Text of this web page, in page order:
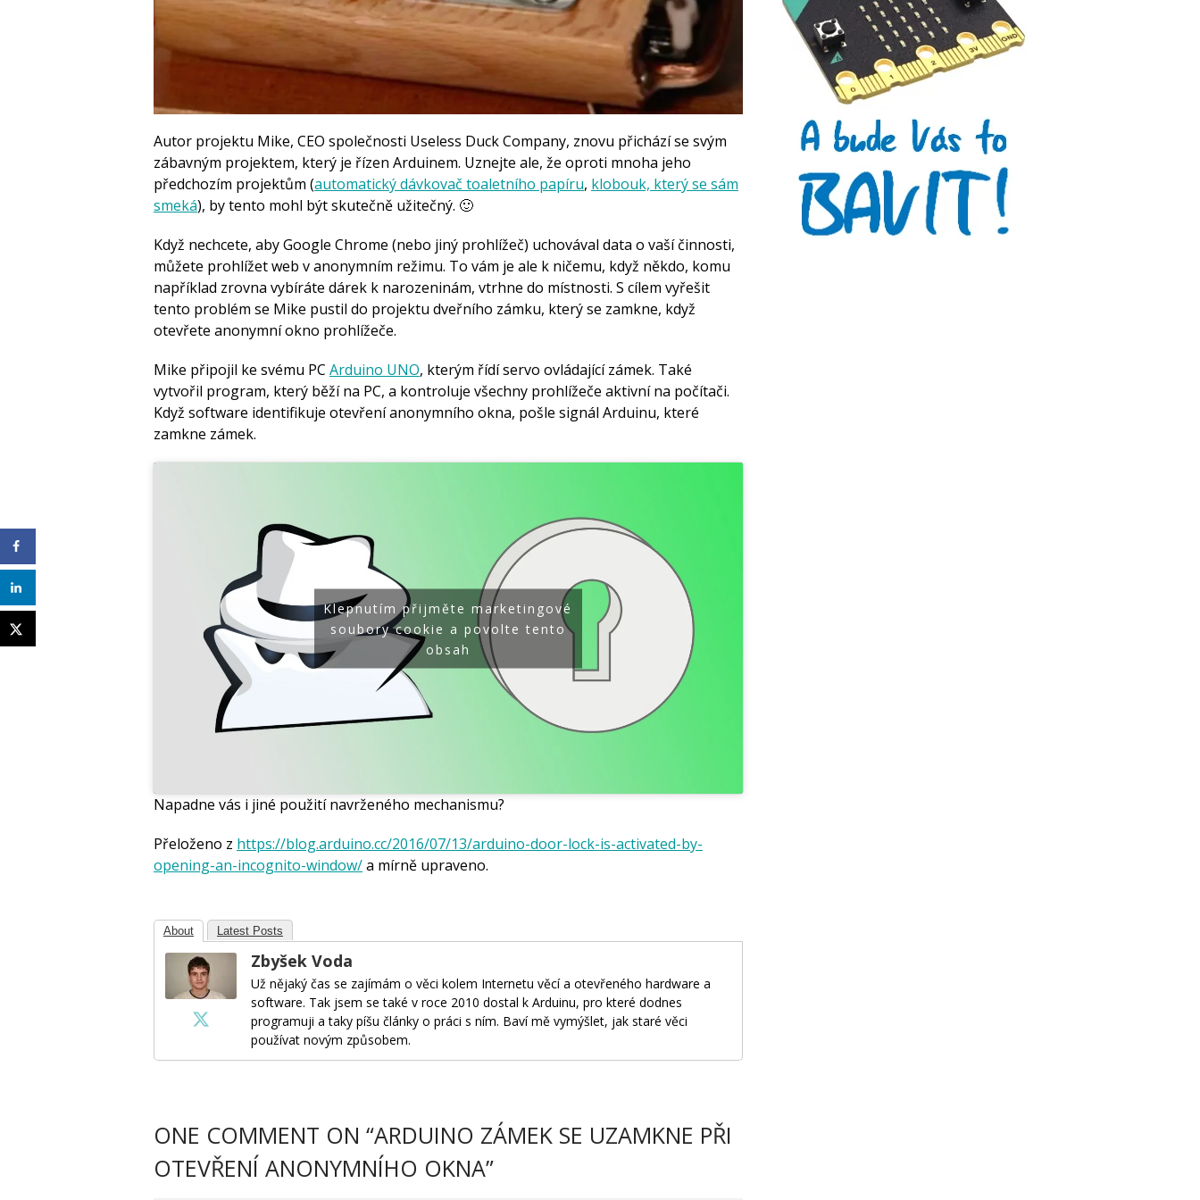
Makeblock
Micro:bit
Videa
Autor projektu Mike, CEO společnosti Useless Duck Company, znovu přichází se svým
zábavným projektem, který je řízen Arduinem. Uznejte ale, že oproti mnoha jeho
předchozím projektům (automatický dávkovač toaletního papíru, klobouk, který se sám
smeká), by tento mohl být skutečně užitečný. 🙂
Když nechcete, aby Google Chrome (nebo jiný prohlížeč) uchovával data o vaší činnosti,
můžete prohlížet web v anonymním režimu. To vám je ale k ničemu, když někdo, komu
například zrovna vybíráte dárek k narozeninám, vtrhne do místnosti. S cílem vyřešit
tento problém se Mike pustil do projektu dveřního zámku, který se zamkne, když
otevřete anonymní okno prohlížeče.
Mike připojil ke svému PC Arduino UNO, kterým řídí servo ovládající zámek. Také
vytvořil program, který běží na PC, a kontroluje všechny prohlížeče aktivní na počítači.
Když software identifikuje otevření anonymního okna, pošle signál Arduinu, které
zamkne zámek.
Klepnutím přijměte marketingové
soubory cookie a povolte tento
obsah
Napadne vás i jiné použití navrženého mechanismu?
Přeloženo z https://blog.arduino.cc/2016/07/13/arduino-door-lock-is-activated-by-
opening-an-incognito-window/a mírně upraveno.
About Latest Posts
Zbyšek Voda
Už nějaký čas se zajímám o věci kolem Internetu věcí a otevřeného hardware a
software. Tak jsem se také v roce 2010 dostal k Arduinu, pro které dodnes
programuji a taky píšu články o práci s ním. Baví mě vymýšlet, jak staré věci
používat novým způsobem.
ONE COMMENT ON “ARDUINO ZÁMEK SE UZAMKNE PŘI
OTEVŘENÍ ANONYMNÍHO OKNA”